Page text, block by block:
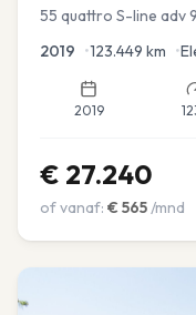
55 quattro S-line adv
2019 •123.449 km •
2019
€ 27.240
of vanaf: € 565/mnd